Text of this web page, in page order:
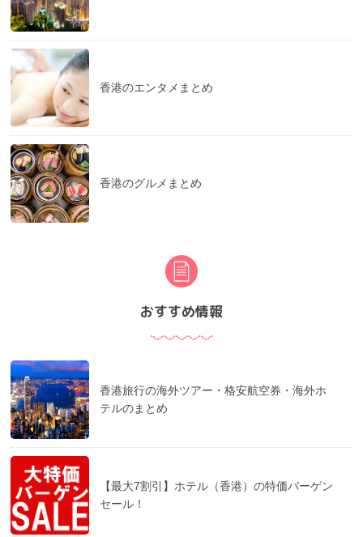
香港のエンタメまとめ
香港のグルメまとめ
おすすめ情報
香港旅行の海外ツアー・格安航空券・海外ホ
テルのまとめ
【最大7割引】ホテル（香港）の特価バーゲン
セール！